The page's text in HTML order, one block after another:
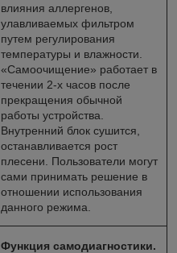
влияния аллергенов,
улавливаемых фильтром
путем регулирования
температуры и влажности.
«Самоочищение» работает в
течении 2-х часов после
прекращения обычной
работы устройства.
Внутренний блок сушится,
останавливается рост
плесени. Пользователи могут
сами принимать решение в
отношении использования
данного режима.
Функция самодиагностики.